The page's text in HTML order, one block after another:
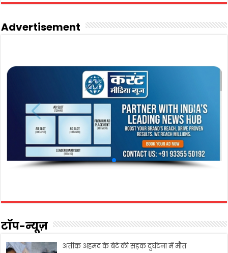
Advertisement
टॉप-न्यूज़
अतीक़ अहमद के बेटे की सड़क दुर्घटना में मौत